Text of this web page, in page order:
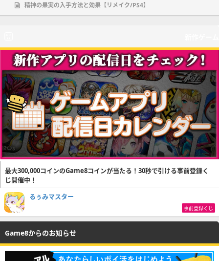
精神の果実の入手方法と効果【リメイク/PS4】
最大300,000コインのGame8コインが当たる！30秒で引ける事前登録く
じ開催中！
るぅみマスター
事前登録くじ
Game8からのお知らせ